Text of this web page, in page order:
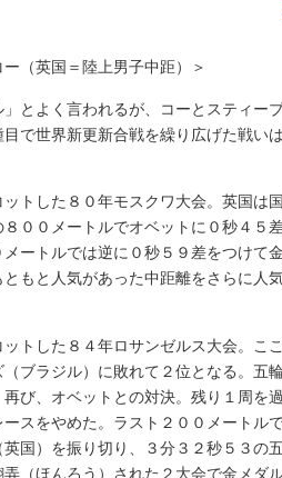
（英国＝陸上男子中距）＞
とよく言われるが、コーとスティー
で世界新更新合戦を繰り広げた戦い
トした８０年モスクワ大会。英国は
００メートルでオベットに０秒４５
メートルでは逆に０秒５９差をつけて
ともと人気があった中距離をさらに人
トした８４年ロサンゼルス大会。こ
（ブラジル）に敗れて２位となる。五
再び、オベットとの対決。残り１周を
スをやめた。ラスト２００メートル
国）を振り切り、３分３２秒５３の
弄（ほんろう）された２大会で金メダ